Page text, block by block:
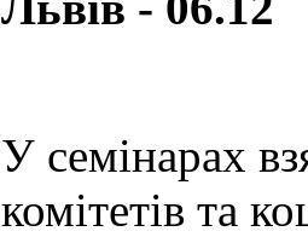
У семінарах
комітетів та